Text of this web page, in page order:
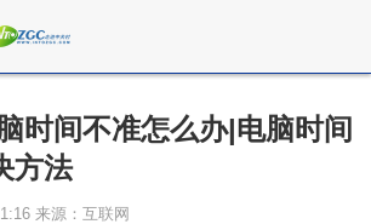
时间不准怎么办|电脑时间
方法
来源：互联网